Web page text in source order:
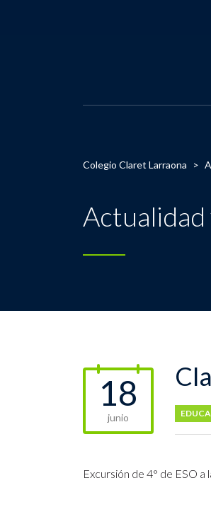
Colegio Claret Larraona >
18
junio
Excursión de 4° de ESO a